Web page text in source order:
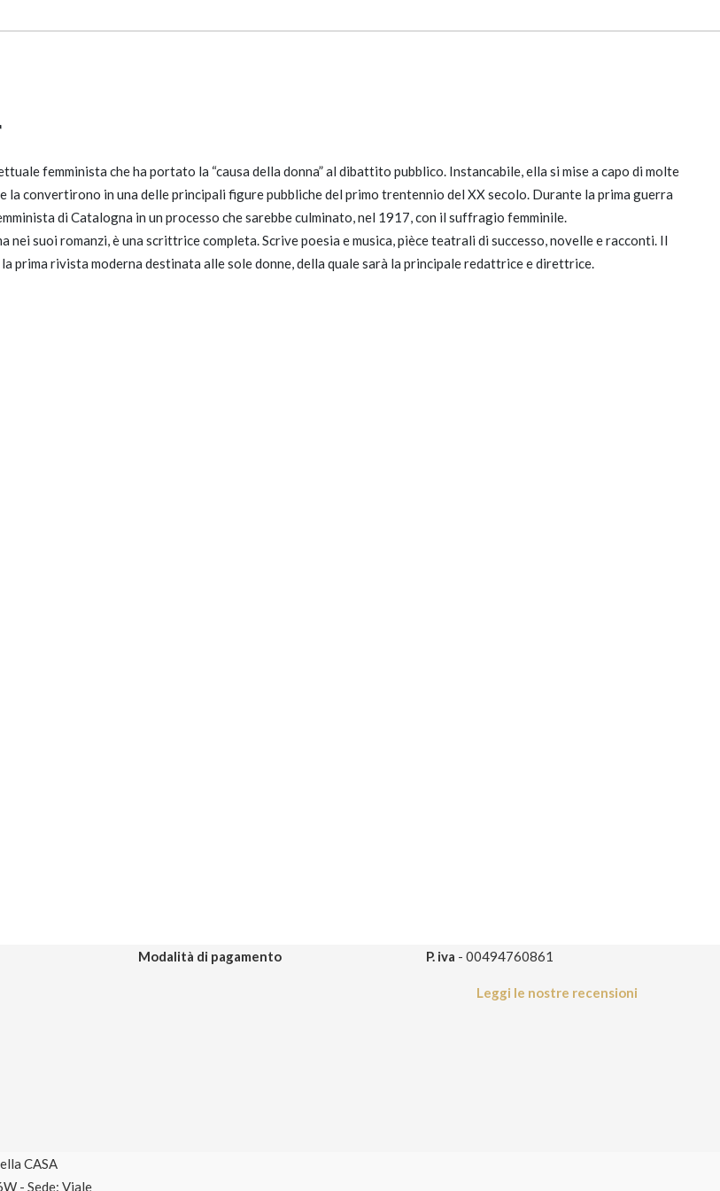
femminista che ha portato la “causa della donna” al dibattito pubblico. Instancabile, ella si mise a capo di molte
la convertirono in una delle principali figure pubbliche del primo trentennio del XX secolo. Durante la prima guerra
di Catalogna in un processo che sarebbe culminato, nel 1917, con il suffragio femminile.
nei suoi romanzi, è una scrittrice completa. Scrive poesia e musica, pièce teatrali di successo, novelle e racconti. Il
la prima rivista moderna destinata alle sole donne, della quale sarà la principale redattrice e direttrice.
Modalità di pagamento P. iva - 00494760861
Leggi le nostre recensioni
CASA
- Sede: Viale